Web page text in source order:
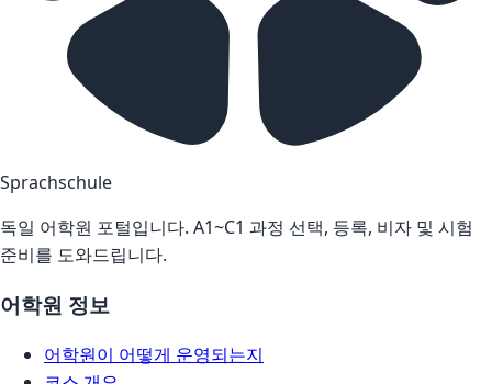
Sprachschule
독일 어학원 포털입니다. A1~C1 과정 선택, 등록, 비자 및 시험
준비를 도와드립니다.
어학원 정보
어학원이 어떻게 운영되는지